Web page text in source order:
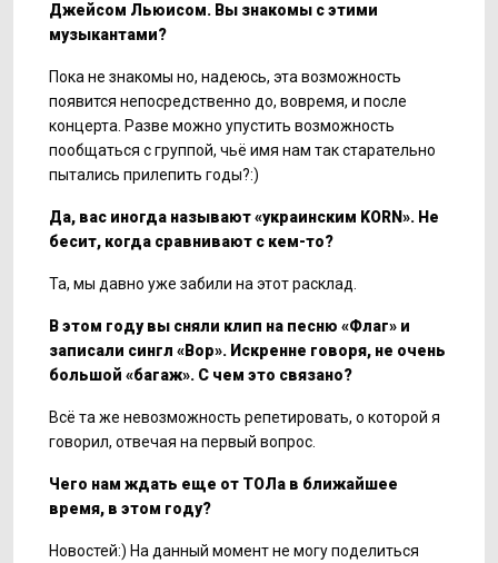
Джейсом Льюисом. Вы знакомы с этими
музыкантами?
Пока не знакомы но, надеюсь, эта возможность
появится непосредственно до, вовремя, и после
концерта. Разве можно упустить возможность
пообщаться с группой, чьё имя нам так старательно
пытались прилепить годы?:)
Да, вас иногда называют«украинским KORN». Не
бесит, когда сравнивают с кем-то?
Та, мы давно уже забили на этот расклад.
В этом году вы сняли клип на песню «Флаг» и
записали сингл «Вор». Искренне говоря, не очень
большой «багаж». С чем это связано?
Всё та же невозможность репетировать, о которой я
говорил, отвечая на первый вопрос.
Чего нам ждать еще от ТОЛа в ближайшее
время, в этом году?
Новостей:) На данный момент не могу поделиться